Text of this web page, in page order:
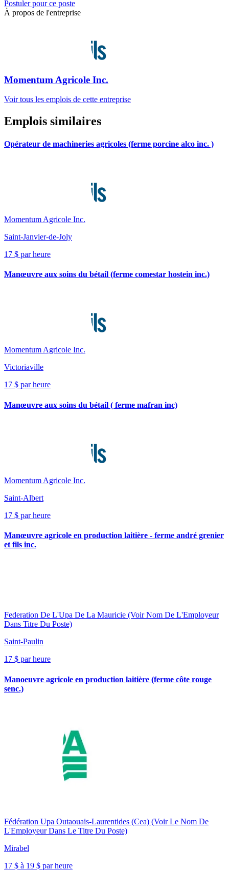
Postuler pour ce poste
À propos de l'entreprise
Momentum Agricole Inc.
Voir tous les emplois de cette entreprise
Emplois similaires
Opérateur de machineries agricoles (ferme porcine alco inc. )
Momentum Agricole Inc.
Saint-Janvier-de-Joly
17 $ par heure
Manœuvre aux soins du bétail (ferme comestar hostein inc.)
Momentum Agricole Inc.
Victoriaville
17 $ par heure
Manœuvre aux soins du bétail ( ferme mafran inc)
Momentum Agricole Inc.
Saint-Albert
17 $ par heure
Manœuvre agricole en production laitière - ferme andré grenier
et fils inc.
Federation De L'Upa De La Mauricie (Voir Nom De L'Employeur
Dans Titre Du Poste)
Saint-Paulin
17 $ par heure
Manoeuvre agricole en production laitière (ferme côte rouge
senc.)
Fédération Upa Outaouais-Laurentides (Cea) (Voir Le Nom De
L'Employeur Dans Le Titre Du Poste)
Mirabel
17 $ à 19 $ par heure